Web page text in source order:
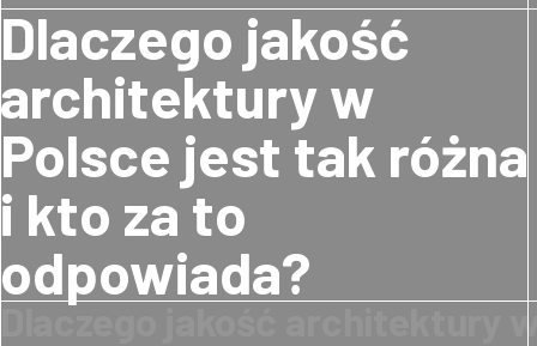
Dlaczego jakość
architektury w
Polsce jest tak różna
i kto za to
odpowiada?
Dlaczego jakość architektury